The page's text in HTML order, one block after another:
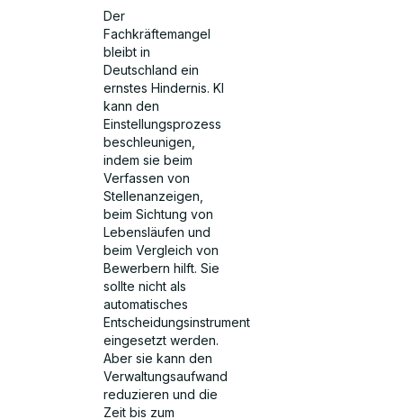
Der
Fachkräftemangel
bleibt in
Deutschland ein
ernstes Hindernis. KI
kann den
Einstellungsprozess
beschleunigen,
indem sie beim
Verfassen von
Stellenanzeigen,
beim Sichtung von
Lebensläufen und
beim Vergleich von
Bewerbern hilft. Sie
sollte nicht als
automatisches
Entscheidungsinstrument
eingesetzt werden.
Aber sie kann den
Verwaltungsaufwand
reduzieren und die
Zeit bis zum